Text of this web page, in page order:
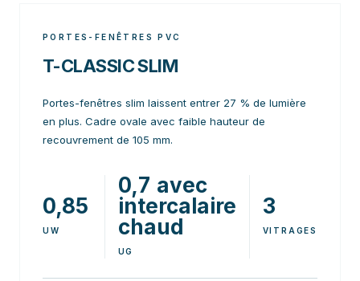
PORTES-FENÊTRES PVC
T-CLASSIC SLIM
Portes-fenêtres slim laissent entrer 27 % de lumière
en plus. Cadre ovale avec faible hauteur de
recouvrement de 105 mm.
0,85
UW
0,7 avec
intercalaire
chaud
UG
3
VITRAGES